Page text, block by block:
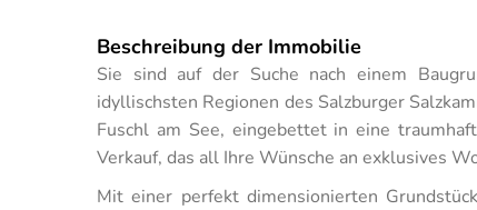
Beschreibung der Immobilie
Sie sind auf der Suche nach einem
idyllischsten Regionen des Salzburger
Fuschl am See, eingebettet in eine
Verkauf, das all Ihre Wünsche an exklusives
Mit einer perfekt dimensionierten